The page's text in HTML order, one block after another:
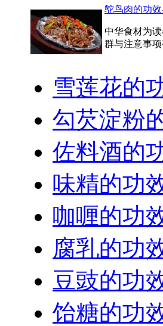
鸵鸟肉的功
中华食材为
群与注意事
雪莲花的
勾芡淀粉
佐料酒的
味精的功
咖喱的功
腐乳的功
豆豉的功
饴糖的功